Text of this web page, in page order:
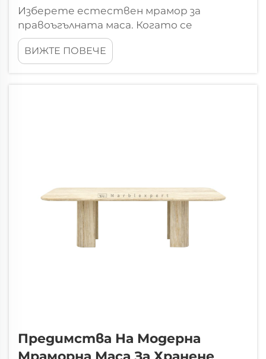
Изберете естествен мрамор за
правоъгълната маса. Когато се
замисляте как да съчетаете
правоъгълна фермерска маса в рустик
стил, материала за плота е
ВИЖТЕ ПОВЕЧЕ
Предимства На Модерна